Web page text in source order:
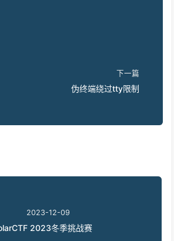
下一篇
伪终端绕过tty限制
2023-12-09
2023冬季挑战赛